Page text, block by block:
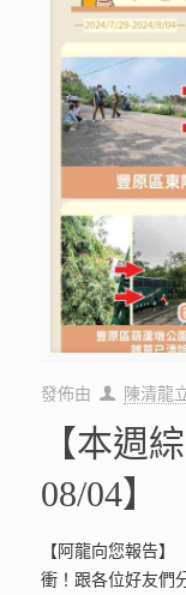
發佈由 陳清龍
【本週
08/04】
【阿龍向您報告
衝！跟各位好友